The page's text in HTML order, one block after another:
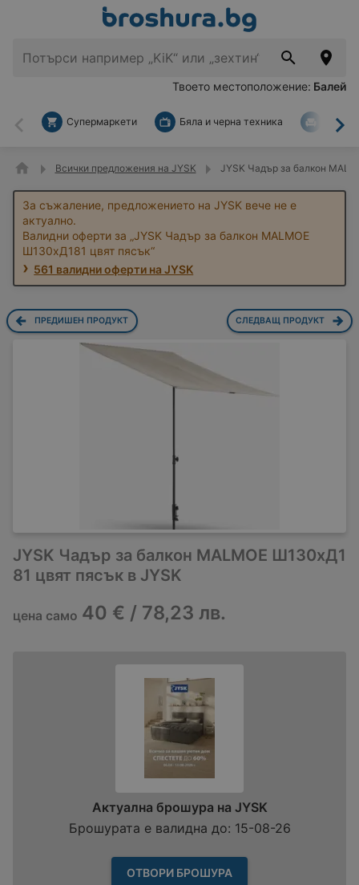
Твоето местоположение: Балей
Назад
Супермаркети Бяла и черна техника За
Всички предложения на JYSK JYSK Чадър за балкон
За съжаление, предложението на JYSK вече не е
актуално.
Валидни оферти за „JYSK Чадър за балкон MALMOE
Ш130xД181 цвят пясък“
561 валидни оферти на JYSK
ПРЕДИШЕН ПРОДУКТ СЛЕДВАЩ ПРОДУКТ
JYSK Чадър за балкон MALMOE Ш130xД1
81 цвят пясък в JYSK
цена само 40 € / 78,23 лв.
Актуална брошура на JYSK
Брошурата е валидна до: 15-08-26
ОТВОРИ БРОШУРА